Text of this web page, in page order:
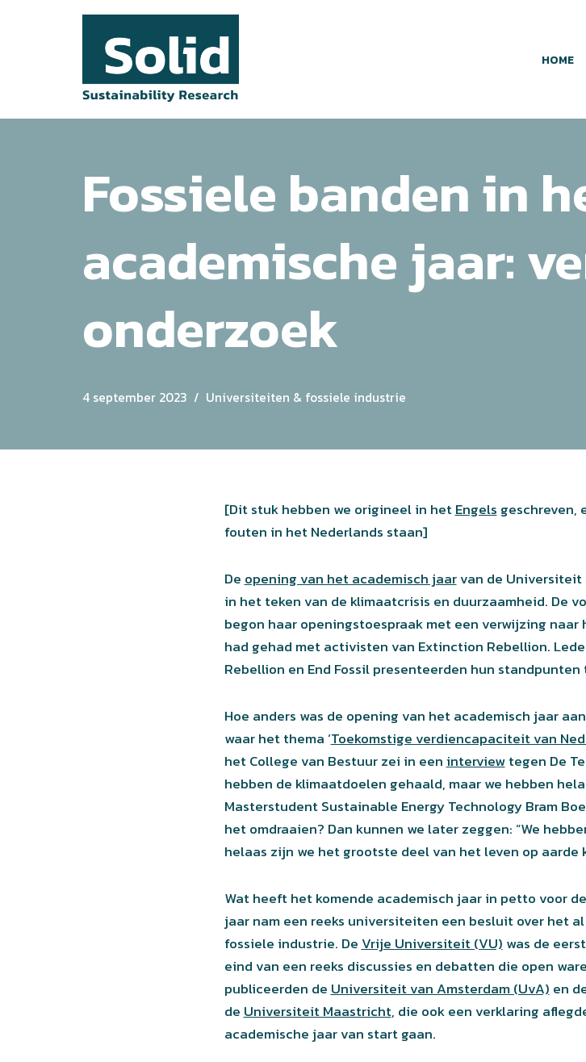
HOME
Fossiele banden in
academische jaar:
onderzoek
4 september 2023 Universiteiten & fossiele industrie
[Dit stuk hebben we origineel in hetEngels geschreven,
fouten in het Nederlands staan]
De opening van het academisch jaarvan de Universiteit
in het teken van de klimaatcrisis en duurzaamheid. De
begon haar openingstoespraak met een verwijzing
had gehad met activisten van Extinction Rebellion.
Rebellion en End Fossil presenteerden hun
Hoe anders was de opening van het academisch jaar
waar het thema ‘Toekomstige verdiencapaciteit van
het College van Bestuur zei in een interviewtegen De
hebben de klimaatdoelen gehaald, maar we hebben
Masterstudent Sustainable Energy Technology Bram
het omdraaien? Dan kunnen we later zeggen: “We
helaas zijn we het grootste deel van het leven op aarde
Wat heeft het komende academisch jaar in petto voor
jaar nam een reeks universiteiten een besluit over het
fossiele industrie. De Vrije Universiteit (VU) was de
eind van een reeks discussies en debatten die open
publiceerden de Universiteit van Amsterdam (UvA) en
de Universiteit Maastricht, die ook een verklaring
academische jaar van start gaan.